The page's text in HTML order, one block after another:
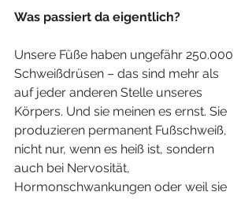
Was passiert da eigentlich?
Unsere Füße haben ungefähr 250.000
Schweißdrüsen – das sind mehr als
auf jeder anderen Stelle unseres
Körpers. Und sie meinen es ernst. Sie
produzieren permanent Fußschweiß,
nicht nur, wenn es heiß ist, sondern
auch bei Nervosität,
Hormonschwankungen oder weil sie